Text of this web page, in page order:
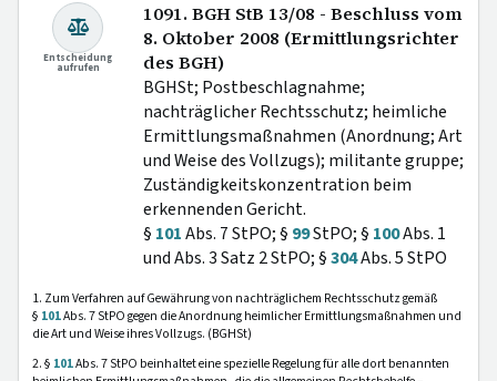
Entscheidung
aufrufen
1091. BGH StB 13/08 - Beschluss vom
8. Oktober 2008 (Ermittlungsrichter
des BGH)
BGHSt; Postbeschlagnahme;
nachträglicher Rechtsschutz; heimliche
Ermittlungsmaßnahmen (Anordnung; Art
und Weise des Vollzugs); militante gruppe;
Zuständigkeitskonzentration beim
erkennenden Gericht.
§ 101Abs. 7 StPO; § 99StPO; § 100Abs. 1
und Abs. 3 Satz 2 StPO; §304Abs. 5 StPO
1. Zum Verfahren auf Gewährung von nachträglichem Rechtsschutz gemäß
§ 101Abs. 7 StPO gegen die Anordnung heimlicher Ermittlungsmaßnahmen und
die Art und Weise ihres Vollzugs. (BGHSt)
2. § 101Abs. 7 StPO beinhaltet eine spezielle Regelung für alle dort benannten